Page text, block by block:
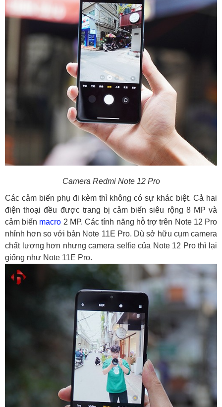
Camera Redmi Note 12 Pro
Các cảm biến phụ đi kèm thì không có sự khác biệt. Cả hai
điện thoại đều được trang bị cảm biến siêu rộng 8 MP và
cảm biến macro 2 MP. Các tính năng hỗ trợ trên Note 12 Pro
nhỉnh hơn so với bản Note 11E Pro. Dù sở hữu cụm camera
chất lượng hơn nhưng camera selfie của Note 12 Pro thì lại
giống như Note 11E Pro.